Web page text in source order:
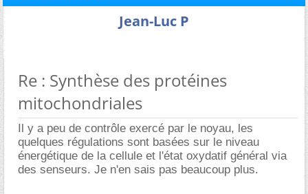
Jean-Luc P
Re : Synthèse des protéines
mitochondriales
Il y a peu de contrôle exercé par le noyau, les
quelques régulations sont basées sur le niveau
énergétique de la cellule et l'état oxydatif général via
des senseurs. Je n'en sais pas beaucoup plus.